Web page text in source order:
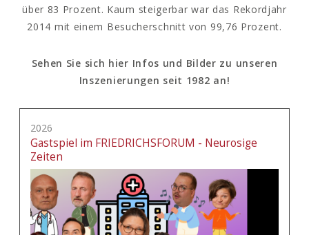
über 83 Prozent. Kaum steigerbar war das Rekordjahr
2014 mit einem Besucherschnitt von 99,76 Prozent.
Sehen Sie sich hier Infos und Bilder zu unseren
Inszenierungen seit 1982 an!
2026
Gastspiel im FRIEDRICHSFORUM - Neurosige
Zeiten